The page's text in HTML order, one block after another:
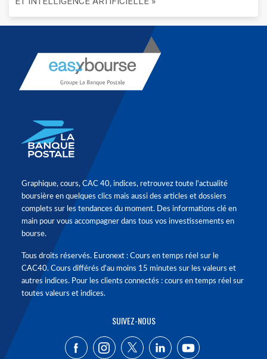
Graphique, cours, CAC 40, indices, retrouvez toute l'actualité
boursière en quelques clics mais aussi des articles et dossiers
complets sur les tendances du moment. Des informations clé en
main pour vous accompagner dans tous vos investissements en
bourse.
Tous droits réservés. Euronext : Cours en temps réel sur le
CAC40. Cours différés d'au moins 15 minutes sur les valeurs et
autres indices. Pour les clients connectés : cours en temps réel sur
toutes valeurs et indices.
SUIVEZ-NOUS